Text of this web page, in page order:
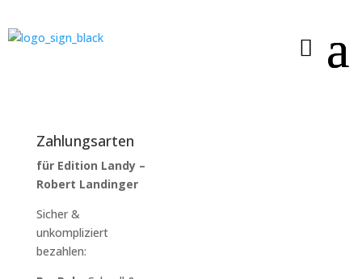
Zahlungsarten
für Edition Landy –
Robert Landinger
Sicher &
unkompliziert
bezahlen: